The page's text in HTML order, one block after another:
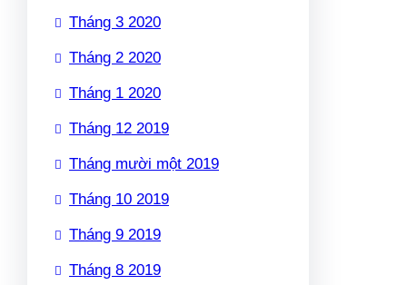
Tháng 3 2020
Tháng 2 2020
Tháng 1 2020
Tháng 12 2019
Tháng mười một 2019
Tháng 10 2019
Tháng 9 2019
Tháng 8 2019